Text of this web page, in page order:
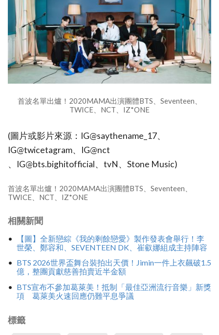
首波名單出爐！2020MAMA出演團體BTS、Seventeen、
TWICE、NCT、IZ*ONE
(圖片或影片來源：IG@saythename_17、
IG@twicetagram、IG@nct
、IG@bts.bighitofficial、tvN、Stone Music)
首波名單出爐！2020MAMA出演團體BTS、Seventeen、
TWICE、NCT、IZ*ONE
相關新聞
【圖】全新戀綜《我的剩餘戀愛》製作發表會舉行！李
世榮、鄭容和、SEVENTEEN DK、崔叡娜組成主持陣容
BTS 2026世界盃舞台裝拍出天價！Jimin一件上衣飆破1.5
億，整團貢獻慈善拍賣近半金額
BTS宣布不參加葛萊美！抵制「最佳亞洲流行音樂」新獎
項 葛萊美火速回應仍難平息爭議
標籤